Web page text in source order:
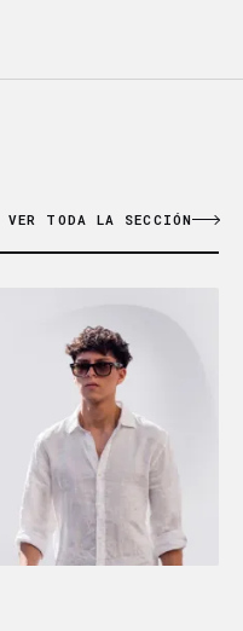
VER TODA LA SECCIÓN